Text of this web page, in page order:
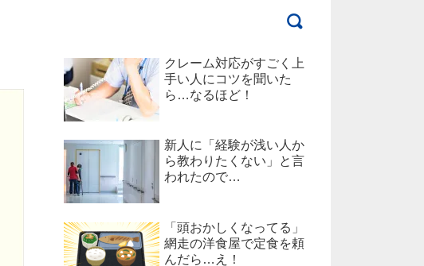
クレーム対応がすごく上
手い人にコツを聞いた
ら…なるほど！
新人に「経験が浅い人か
ら教わりたくない」と言
われたので…
「頭おかしくなってる」
網走の洋食屋で定食を頼
んだら…え！